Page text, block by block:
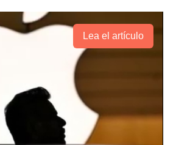
Lea el artículo